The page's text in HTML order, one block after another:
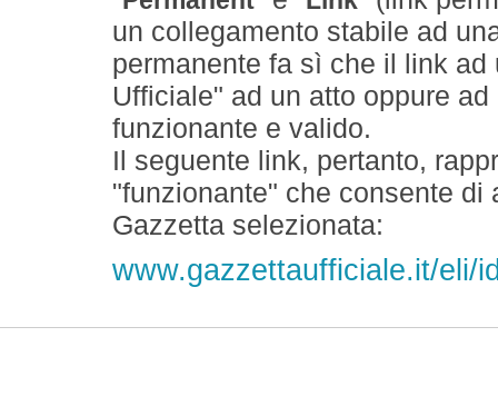
un collegamento stabile ad
permanente fa sì che il link
Ufficiale" ad un atto oppure
funzionante e valido.
Il seguente link, pertanto,
"funzionante" che consente
Gazzetta selezionata:
www.gazzettaufficiale.it/eli/